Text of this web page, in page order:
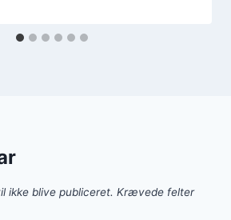
ikke blive publiceret. Krævede felter